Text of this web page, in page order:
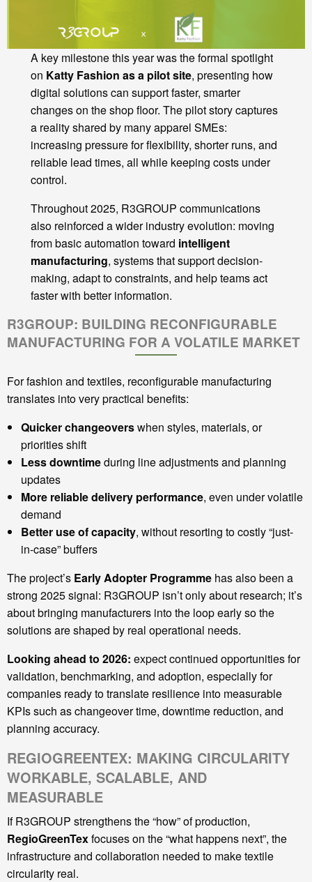
A key milestone this year was the formal spotlight
on Katty Fashion as a pilot site, presenting how
digital solutions can support faster, smarter
changes on the shop floor. The pilot story captures
a reality shared by many apparel SMEs:
increasing pressure for flexibility, shorter runs, and
reliable lead times, all while keeping costs under
control.
Throughout 2025, R3GROUP communications
also reinforced a wider industry evolution: moving
from basic automation toward intelligent
manufacturing, systems that support decision-
making, adapt to constraints, and help teams act
faster with better information.
R3GROUP: BUILDING RECONFIGURABLE
MANUFACTURING FOR A VOLATILE MARKET
For fashion and textiles, reconfigurable manufacturing
translates into very practical benefits:
Quicker changeoverswhen styles, materials, or
priorities shift
Less downtimeduring line adjustments and planning
updates
More reliable delivery performance, even under volatile
demand
Better use of capacity, without resorting to costly “just-
in-case” buffers
The project’s Early Adopter Programme has also been a
strong 2025 signal: R3GROUP isn’t only about research; it’s
about bringing manufacturers into the loop early so the
solutions are shaped by real operational needs.
Looking ahead to 2026: expect continued opportunities for
validation, benchmarking, and adoption, especially for
companies ready to translate resilience into measurable
KPIs such as changeover time, downtime reduction, and
planning accuracy.
REGIOGREENTEX: MAKING CIRCULARITY
WORKABLE, SCALABLE, AND
MEASURABLE
If R3GROUP strengthens the “how” of production,
RegioGreenTexfocuses on the “what happens next”, the
infrastructure and collaboration needed to make textile
circularity real.